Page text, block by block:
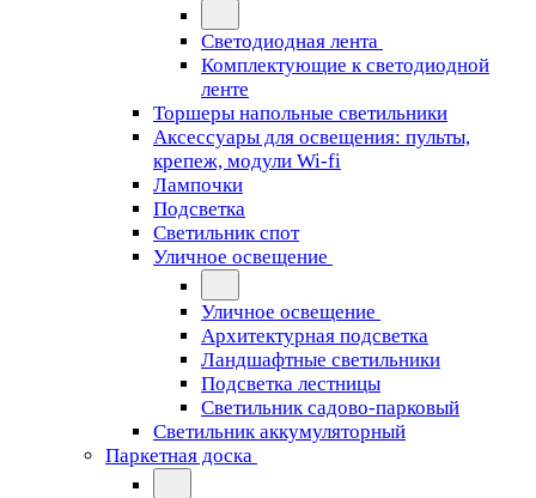
Светодиодная лента
Комплектующие к светодиодной
ленте
Торшеры напольные светильники
Аксессуары для освещения: пульты,
крепеж, модули Wi-fi
Лампочки
Подсветка
Светильник спот
Уличное освещение
Уличное освещение
Архитектурная подсветка
Ландшафтные светильники
Подсветка лестницы
Светильник садово-парковый
Светильник аккумуляторный
Паркетная доска